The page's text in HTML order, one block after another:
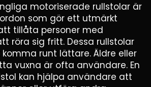
motoriserade rullstolar är
som gör ett utmärkt
tillåta personer med
röra sig fritt. Dessa rullstolar
runt lättare. Äldre eller
vuxna är ofta användare. En
kan hjälpa användare att